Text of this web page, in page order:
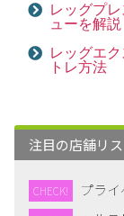
レッグプ
ューを解説
レッグエ
トレ方法
注目の店舗リ
CHECK! プラ